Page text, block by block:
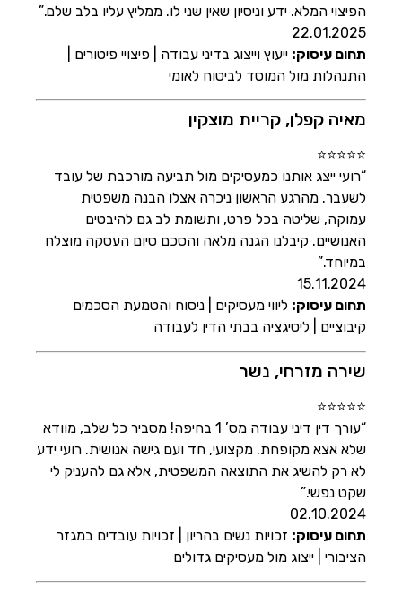
הפיצוי המלא. ידע וניסיון שאין שני לו. ממליץ עליו בלב שלם.”
22.01.2025
תחום עיסוק: ייעוץ וייצוג בדיני עבודה | פיצויי פיטורים |
התנהלות מול המוסד לביטוח לאומי
מאיה קפלן, קריית מוצקין
⭐⭐⭐⭐⭐
“רועי ייצג אותנו כמעסיקים מול תביעה מורכבת של עובד
לשעבר. מהרגע הראשון ניכרה אצלו הבנה משפטית
עמוקה, שליטה בכל פרט, ותשומת לב גם להיבטים
האנושיים. קיבלנו הגנה מלאה והסכם סיום העסקה מוצלח
במיוחד.”
15.11.2024
תחום עיסוק: ליווי מעסיקים | ניסוח והטמעת הסכמים
קיבוציים | ליטיגציה בבתי הדין לעבודה
שירה מזרחי, נשר
⭐⭐⭐⭐⭐
“עורך דין דיני עבודה מס’ 1 בחיפה! מסביר כל שלב, מוודא
שלא אצא מקופחת. מקצועי, חד ועם גישה אנושית. רועי ידע
לא רק להשיג את התוצאה המשפטית, אלא גם להעניק לי
שקט נפשי.”
02.10.2024
תחום עיסוק: זכויות נשים בהריון | זכויות עובדים במגזר
הציבורי | ייצוג מול מעסיקים גדולים